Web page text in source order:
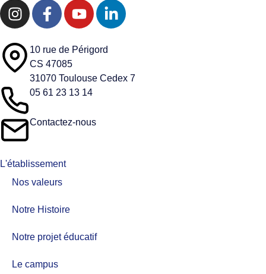
10 rue de Périgord
CS 47085
31070 Toulouse Cedex 7
05 61 23 13 14
Contactez-nous
L'établissement
Nos valeurs​
Notre Histoire
Notre projet éducatif
Le campus